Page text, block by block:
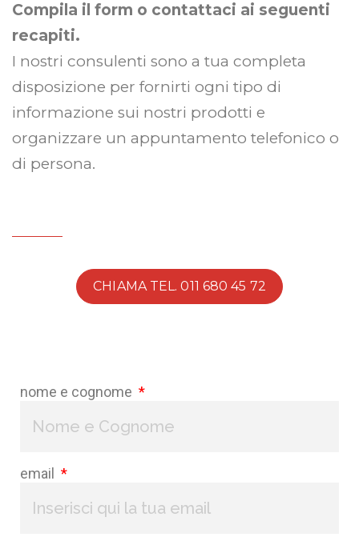
Compila il form o contattaci ai seguenti
recapiti.
I nostri consulenti sono a tua completa
disposizione per fornirti ogni tipo di
informazione sui nostri prodotti e
organizzare un appuntamento telefonico o
di persona.
CHIAMA TEL. 011 680 45 72
nome e cognome
email